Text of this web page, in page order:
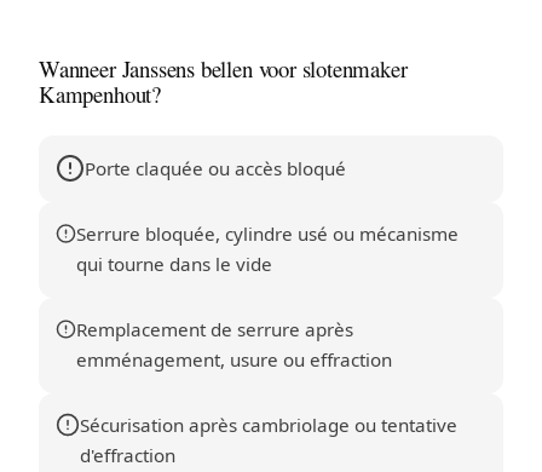
Wanneer Janssens bellen voor slotenmaker
Kampenhout?
Porte claquée ou accès bloqué
Serrure bloquée, cylindre usé ou mécanisme
qui tourne dans le vide
Remplacement de serrure après
emménagement, usure ou effraction
Sécurisation après cambriolage ou tentative
d'effraction